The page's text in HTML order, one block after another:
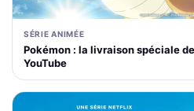
SÉRIE ANIMÉE
Pokémon : la livraison spéciale
YouTube